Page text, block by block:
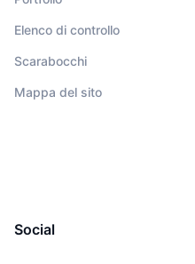
Elenco di controllo
Scarabocchi
Mappa del sito
Social